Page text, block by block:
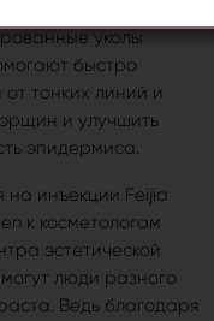
уколы
быстро
от тонких линий и
и улучшить
эпидермиса.
на инъекции Feijia
к косметологам
эстетической
люди разного
Ведь благодаря